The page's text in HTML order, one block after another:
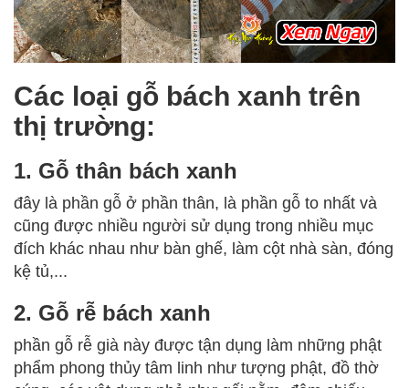
Các loại gỗ bách xanh trên
thị trường:
1. Gỗ thân bách xanh
đây là phần gỗ ở phần thân, là phần gỗ to nhất và
cũng được nhiều người sử dụng trong nhiều mục
đích khác nhau như bàn ghế, làm cột nhà sàn, đóng
kệ tủ,...
2. Gỗ rễ bách xanh
phần gỗ rễ già này được tận dụng làm những phật
phẩm phong thủy tâm linh như tượng phật, đồ thờ